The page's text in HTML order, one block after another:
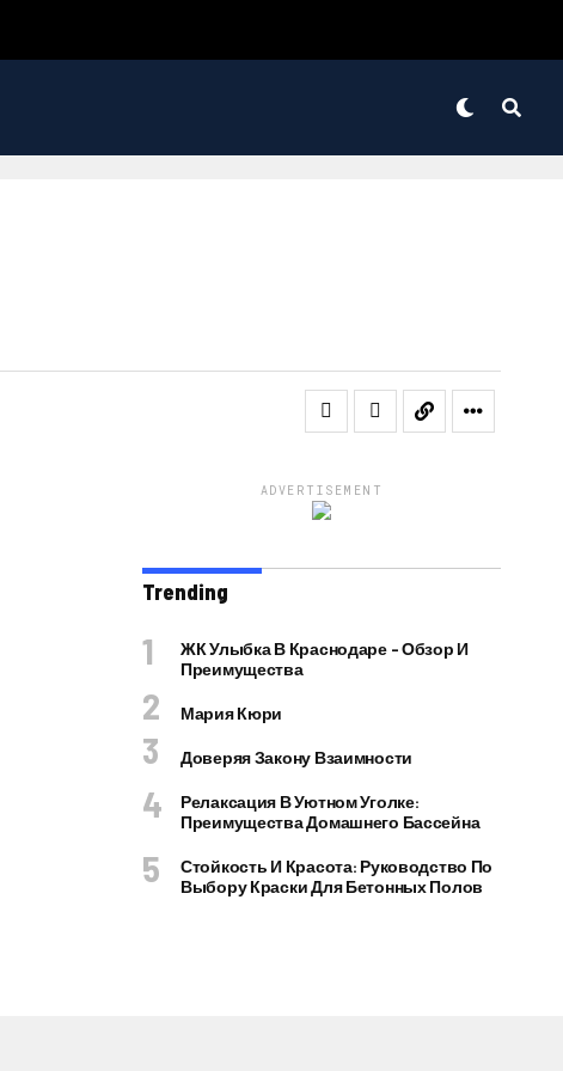
ADVERTISEMENT
Trending
ЖК Улыбка В Краснодаре – Обзор И
Преимущества
Мария Кюри
Доверяя Закону Взаимности
Релаксация В Уютном Уголке:
Преимущества Домашнего Бассейна
Стойкость И Красота: Руководство По
Выбору Краски Для Бетонных Полов